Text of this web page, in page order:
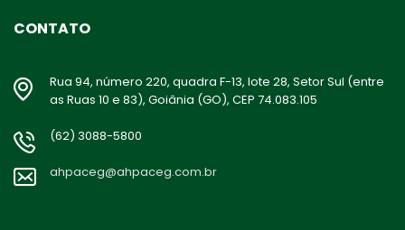
CONTATO
Rua 94, número 220, quadra F-13, lote 28, Setor Sul (entre
as Ruas 10 e 83), Goiânia (GO), CEP 74.083.105
(62) 3088-5800
ahpaceg@ahpaceg.com.br